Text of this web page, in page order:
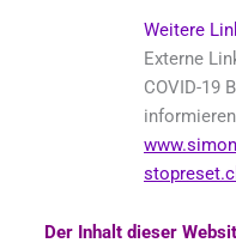
Weitere
Externe
COVID-19
Der Inhalt dieser